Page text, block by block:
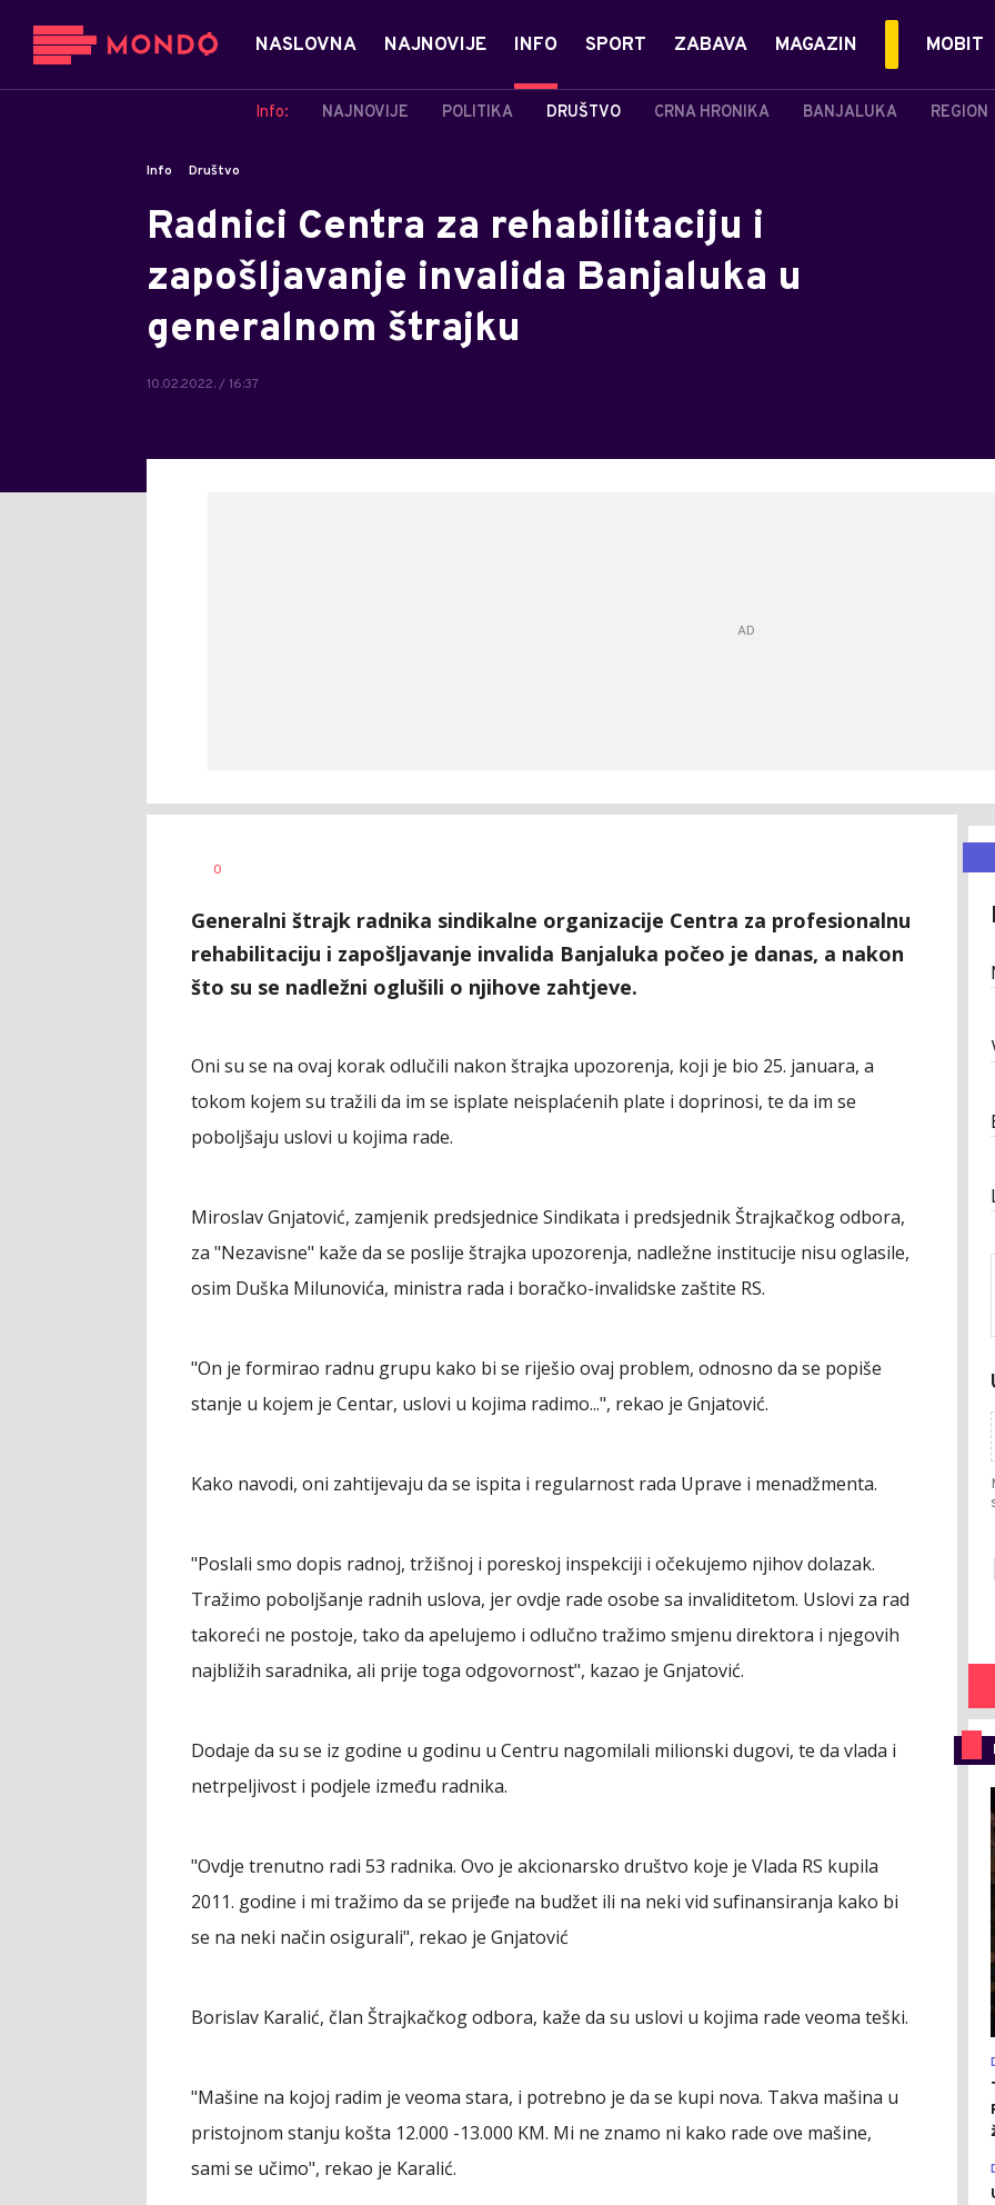
NASLOVNA NAJNOVIJE INFO
Info: NAJNOVIJE POLITIKA DRUŠTVO CRNA HRONIKA BANJALUKA REGION
SPORT ZABAVA MAGAZIN MOBIT
Info Društvo
Radnici Centra za rehabilitaciju i
zapošljavanje invalida Banjaluka u
generalnom štrajku
10.02.2022. / 16:37
AUTOR
0
Generalni štrajk radnika sindikalne organizacije Centra za profesionalnu
rehabilitaciju i zapošljavanje invalida Banjaluka počeo je danas, a nakon
što su se nadležni oglušili o njihove zahtjeve.
Oni su se na ovaj korak odlučili nakon štrajka upozorenja, koji je bio 25. januara, a
tokom kojem su tražili da im se isplate neisplaćenih plate i doprinosi, te da im se
poboljšaju uslovi u kojima rade.
Miroslav Gnjatović, zamjenik predsjednice Sindikata i predsjednik Štrajkačkog odbora,
za "Nezavisne" kaže da se poslije štrajka upozorenja, nadležne institucije nisu oglasile,
osim Duška Milunovića, ministra rada i boračko-invalidske zaštite RS.
"On je formirao radnu grupu kako bi se riješio ovaj problem, odnosno da se popiše
stanje u kojem je Centar, uslovi u kojima radimo...", rekao je Gnjatović.
Kako navodi, oni zahtijevaju da se ispita i regularnost rada Uprave i menadžmenta.
"Poslali smo dopis radnoj, tržišnoj i poreskoj inspekciji i očekujemo njihov dolazak.
Tražimo poboljšanje radnih uslova, jer ovdje rade osobe sa invaliditetom. Uslovi za rad
takoreći ne postoje, tako da apelujemo i odlučno tražimo smjenu direktora i njegovih
najbližih saradnika, ali prije toga odgovornost", kazao je Gnjatović.
Dodaje da su se iz godine u godinu u Centru nagomilali milionski dugovi, te da vlada i
netrpeljivost i podjele između radnika.
"Ovdje trenutno radi 53 radnika. Ovo je akcionarsko društvo koje je Vlada RS kupila
2011. godine i mi tražimo da se prijeđe na budžet ili na neki vid sufinansiranja kako bi
se na neki način osigurali", rekao je Gnjatović
Borislav Karalić, član Štrajkačkog odbora, kaže da su uslovi u kojima rade veoma teški.
"Mašine na kojoj radim je veoma stara, i potrebno je da se kupi nova. Takva mašina u
pristojnom stanju košta 12.000 -13.000 KM. Mi ne znamo ni kako rade ove mašine,
sami se učimo", rekao je Karalić.